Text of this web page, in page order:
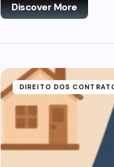
Discover More
DIREITO DOS